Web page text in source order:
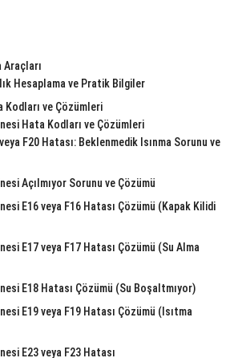
Araçları
Hesaplama ve Pratik Bilgiler
Kodları ve Çözümleri
Hata Kodları ve Çözümleri
F20 Hatası: Beklenmedik Isınma Sorunu ve
Açılmıyor Sorunu ve Çözümü
E16 veya F16 Hatası Çözümü (Kapak Kilidi
E17 veya F17 Hatası Çözümü (Su Alma
E18 Hatası Çözümü (Su Boşaltmıyor)
E19 veya F19 Hatası Çözümü (Isıtma
E23 veya F23 Hatası